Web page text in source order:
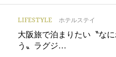
LIFESTYLE ホテルステイ
大阪旅で泊まりたい〝な
う〟ラグジ…